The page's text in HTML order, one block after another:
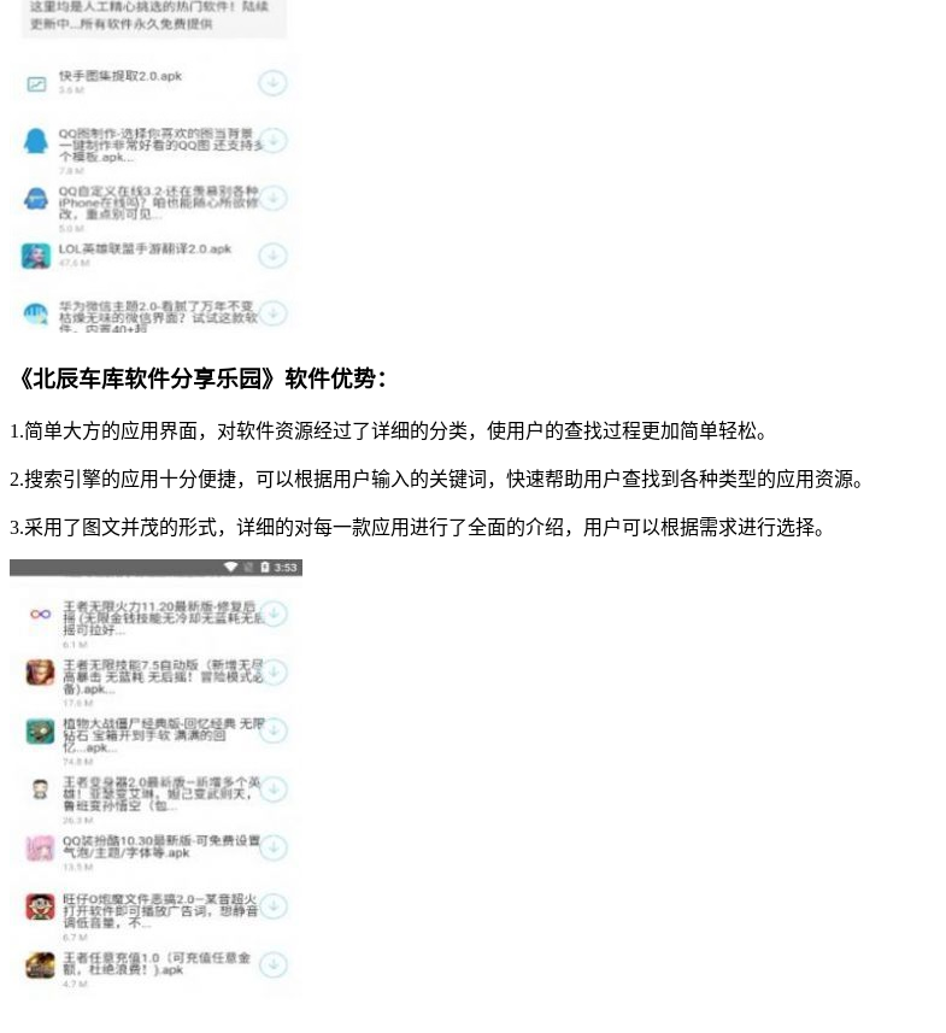
《北辰车库软件分享乐园》软件优势：
1.简单大方的应用界面，对软件资源经过了详细的分类，使用户的查找过程更加简单轻松。
2.搜索引擎的应用十分便捷，可以根据用户输入的关键词，快速帮助用户查找到各种类型的应用资源。
3.采用了图文并茂的形式，详细的对每一款应用进行了全面的介绍，用户可以根据需求进行选择。